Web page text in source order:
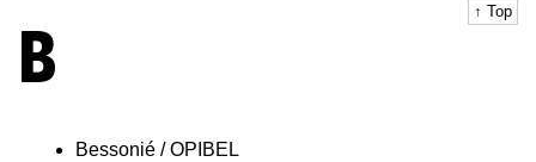
↑ Top
B
Bessonié / OPIBEL